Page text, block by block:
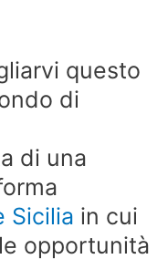
questo
di
di una
Sicilia in cui
opportunità